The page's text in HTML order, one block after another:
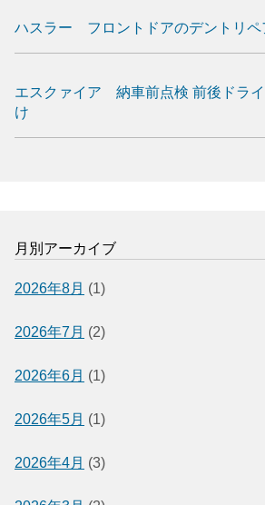
ハスラー フロントドアのデントリペ
エスクァイア 納車前点検 前後ドラ
け
月別アーカイブ
2026年8月 (1)
2026年7月 (2)
2026年6月 (1)
2026年5月 (1)
2026年4月 (3)